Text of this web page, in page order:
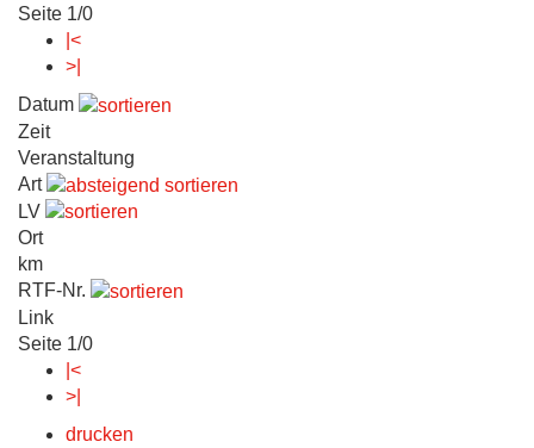
Seite 1/0
|<
>|
Datum
Zeit
Veranstaltung
Art
LV
Ort
km
RTF-Nr.
Link
Seite 1/0
|<
>|
drucken